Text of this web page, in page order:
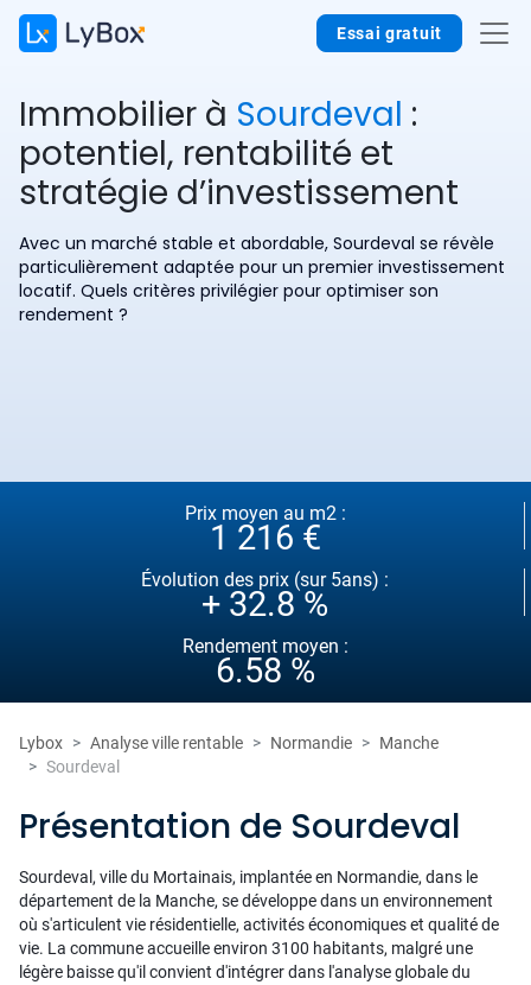
Essai gratuit
Immobilier à Sourdeval :
potentiel, rentabilité et
stratégie d’investissement
Avec un marché stable et abordable, Sourdeval se révèle
particulièrement adaptée pour un premier investissement
locatif. Quels critères privilégier pour optimiser son
rendement ?
Prix moyen au m2 :
1 216 €
Évolution des prix (sur 5ans) :
+ 32.8 %
Rendement moyen :
6.58 %
Lybox Analyse ville rentable Normandie
Manche
Sourdeval
Présentation de Sourdeval
Sourdeval, ville du Mortainais, implantée en Normandie, dans le
département de la Manche, se développe dans un environnement
où s'articulent vie résidentielle, activités économiques et qualité de
vie. La commune accueille environ 3100 habitants, malgré une
légère baisse qu'il convient d'intégrer dans l'analyse globale du